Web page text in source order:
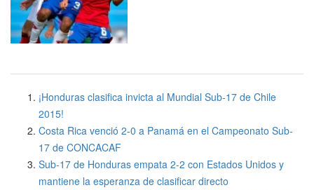
¡Honduras clasifica invicta al Mundial Sub-17 de Chile
2015!
Costa Rica venció 2-0 a Panamá en el Campeonato Sub-
17 de CONCACAF
Sub-17 de Honduras empata 2-2 con Estados Unidos y
mantiene la esperanza de clasificar directo